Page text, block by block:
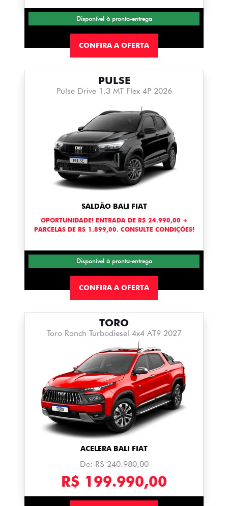
Disponível à pronta-entrega
CONFIRA A OFERTA
PULSE
Pulse Drive 1.3 MT Flex 4P 2026
SALDÃO BALI FIAT
OPORTUNIDADE! ENTRADA DE R$ 24.990,00 +
PARCELAS DE R$ 1.899,00. CONSULTE CONDIÇÕES!
Disponível à pronta-entrega
CONFIRA A OFERTA
TORO
Toro Ranch Turbodiesel 4x4 AT9 2027
ACELERA BALI FIAT
De: R$ 240.980,00
R$ 199.990,00